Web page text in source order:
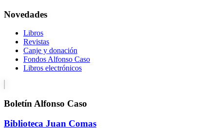
Novedades
Libros
Revistas
Canje y donación
Fondos Alfonso Caso
Libros electrónicos
Boletín Alfonso Caso
Biblioteca Juan Comas